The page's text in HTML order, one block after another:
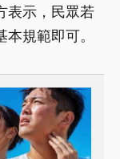
表示，民眾若
規範即可。